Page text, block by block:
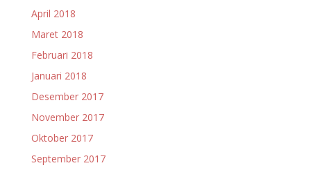
April 2018
Maret 2018
Februari 2018
Januari 2018
Desember 2017
November 2017
Oktober 2017
September 2017